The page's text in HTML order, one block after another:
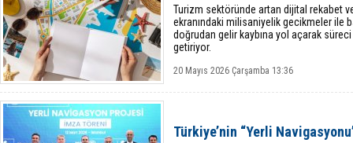
Turizm sektöründe artan dijital rekabet
ekranındaki milisaniyelik gecikmeler ile
doğrudan gelir kaybına yol açarak
getiriyor.
20 Mayıs 2026 Çarşamba 13:36
Türkiye’nin “Yerli